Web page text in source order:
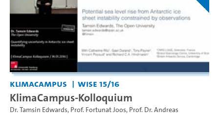
KlimaCampus WiSe 15/16
KlimaCampus-Kolloquium
Dr. Tamsin Edwards, Prof. Fortunat Joos, Prof. Dr. Andreas